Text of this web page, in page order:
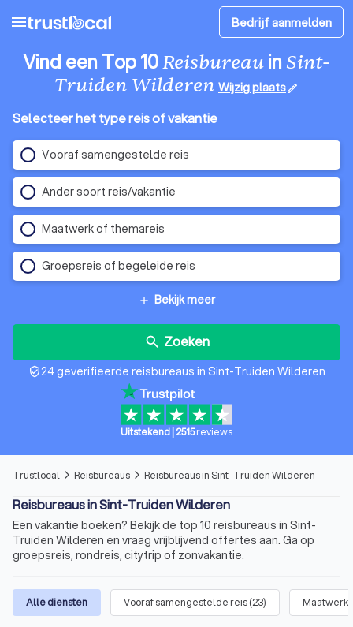
menu Bedrijf aanmelden
Vind een Top 10Reisbureauin Sint-
Truiden Wilderen Wijzig plaatsedit
Selecteer het type reis of vakantie
Vooraf samengestelde reis
Ander soort reis/vakantie
Maatwerk of themareis
Groepsreis of begeleide reis
add Bekijk meer
search Zoeken
verified_user24 geverifieerde reisbureaus in Sint-Truiden Wilderen
Uitstekend 2515reviews
Trustlocal arrow_forward_ios Reisbureaus arrow_forward_ios Reisbureaus in Sint-Truiden Wilderen
Reisbureaus in Sint-Truiden Wilderen
Een vakantie boeken? Bekijk de top 10 reisbureaus in Sint-
Truiden Wilderen en vraag vrijblijvend offertes aan. Ga op
groepsreis, rondreis, citytrip of zonvakantie.
Alle diensten Vooraf samengestelde reis(23) Maatwerk